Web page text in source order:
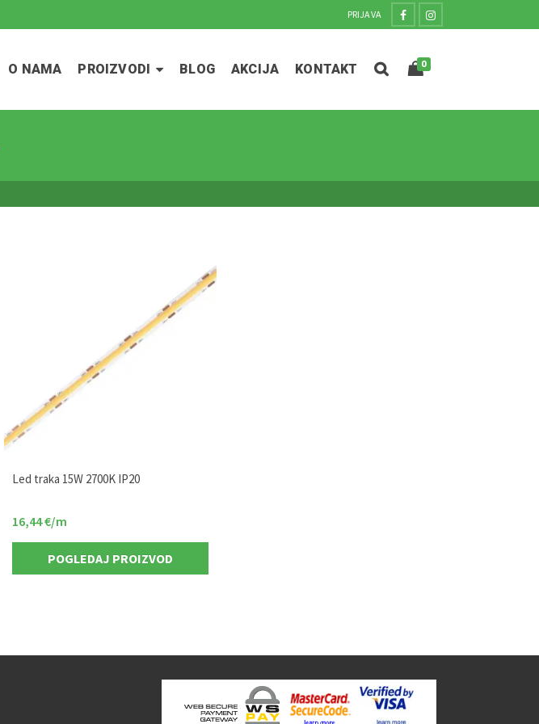
PRIJAVA
O NAMA PROIZVODI BLOG AKCIJA KONTAKT 0
Led traka 15W 2700K IP20
16,44€/m
POGLEDAJ PROIZVOD